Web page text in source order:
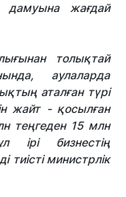
дамуына жағдай
толықтай
аулаларда
аталған түрі
жайт - қосылған
теңгеден 15 млн
ірі бизнестің
министрлік